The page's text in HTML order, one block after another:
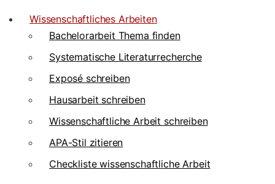
Wissenschaftliches Arbeiten
Bachelorarbeit Thema finden
Systematische Literaturrecherche
Exposé schreiben
Hausarbeit schreiben
Wissenschaftliche Arbeit schreiben
APA-Stil zitieren
Checkliste wissenschaftliche Arbeit